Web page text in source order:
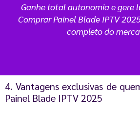
Ganhe total autonomia e gere
Comprar Painel Blade IPTV
completo do
4. Vantagens exclusivas de
Painel Blade IPTV 2025